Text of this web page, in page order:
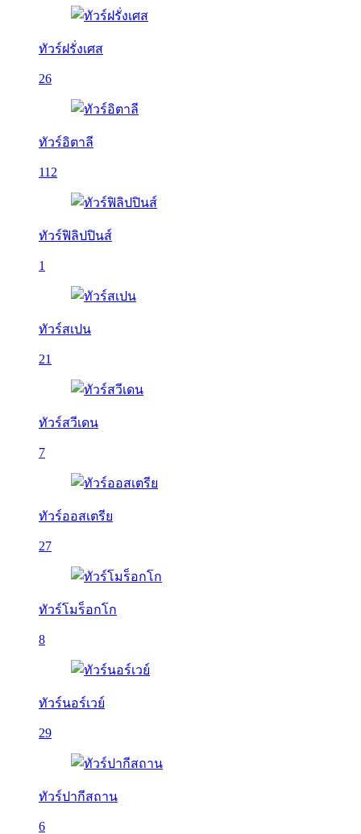
ทัวร์ฝรั่งเศส
26
ทัวร์อิตาลี
112
ทัวร์ฟิลิปปินส์
1
ทัวร์สเปน
21
ทัวร์สวีเดน
7
ทัวร์ออสเตรีย
27
ทัวร์โมร็อกโก
8
ทัวร์นอร์เวย์
29
ทัวร์ปากีสถาน
6